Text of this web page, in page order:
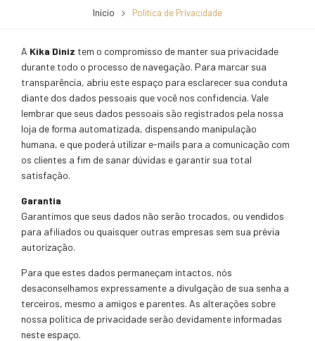
Início Política de Privacidade
A Kika Diniz tem o compromisso de manter sua privacidade
durante todo o processo de navegação. Para marcar sua
transparência, abriu este espaço para esclarecer sua conduta
diante dos dados pessoais que você nos confidencia. Vale
lembrar que seus dados pessoais são registrados pela nossa
loja de forma automatizada, dispensando manipulação
humana, e que poderá utilizar e-mails para a comunicação com
os clientes a fim de sanar dúvidas e garantir sua total
satisfação.
Garantia
Garantimos que seus dados não serão trocados, ou vendidos
para afiliados ou quaisquer outras empresas sem sua prévia
autorização.
Para que estes dados permaneçam intactos, nós
desaconselhamos expressamente a divulgação de sua senha a
terceiros, mesmo a amigos e parentes. As alterações sobre
nossa política de privacidade serão devidamente informadas
neste espaço.